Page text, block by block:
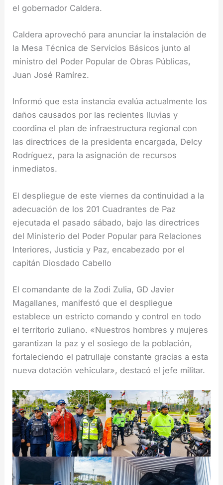
el gobernador Caldera.
Caldera aprovechó para anunciar la instalación de
la Mesa Técnica de Servicios Básicos junto al
ministro del Poder Popular de Obras Públicas,
Juan José Ramírez.
Informó que esta instancia evalúa actualmente los
daños causados por las recientes lluvias y
coordina el plan de infraestructura regional con
las directrices de la presidenta encargada, Delcy
Rodríguez, para la asignación de recursos
inmediatos.
El despliegue de este viernes da continuidad a la
adecuación de los 201 Cuadrantes de Paz
ejecutada el pasado sábado, bajo las directrices
del Ministerio del Poder Popular para Relaciones
Interiores, Justicia y Paz, encabezado por el
capitán Diosdado Cabello
El comandante de la Zodi Zulia, GD Javier
Magallanes, manifestó que el despliegue
establece un estricto comando y control en todo
el territorio zuliano. «Nuestros hombres y mujeres
garantizan la paz y el sosiego de la población,
fortaleciendo el patrullaje constante gracias a esta
nueva dotación vehicular», destacó el jefe militar.